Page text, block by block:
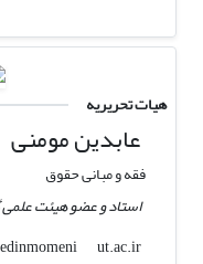
هیات تحریریه
عابدین مومنی
فقه و مبانی حقوق
استاد و عضو هیئت علمی
abedinmomeni
ut.ac.ir